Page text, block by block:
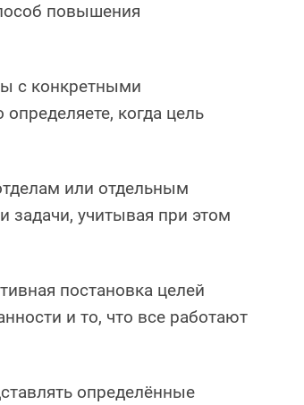
повышения
с конкретными
когда цель
или отдельным
задачи, учитывая при этом
постановка целей
и то, что все работают
определённые